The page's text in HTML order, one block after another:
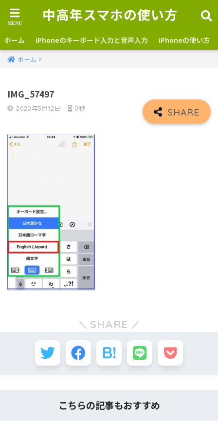
中高年スマホの使い方
ホーム iPhoneのキーボード入力と音声入力 iPhoneの使い方
ホーム
IMG_57497
2020年5月12日 0秒
SHARE
こちらの記事もおすすめ